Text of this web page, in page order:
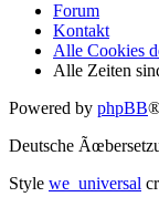
Forum
Kontakt
Alle Cookies
Alle Zeiten
Powered by phpBB
Deutsche
Style we_universal